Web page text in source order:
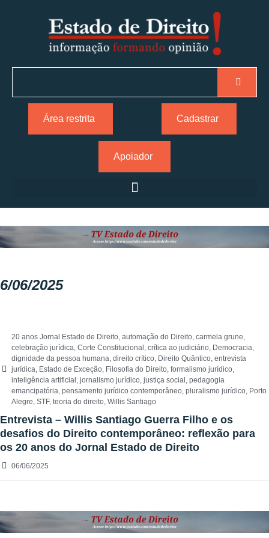
Área restrita Cadastrar
Apoiador
6/06/2025
20 anos Jornal Estado de Direito, automação do Direito, carmela grune,
celebração jurídica, Corte Constitucional , crítica ao judiciário, Democracia,
dignidade da pessoa humana, direito crítico, Direito Quântico, entrevista
jurídica, Estado de Exceção, Filosofia do Direito, formalismo jurídico,
inteligência artificial , jornalismo jurídico, justiça social , pedagogia
emancipatória, pensamento jurídico contemporâneo, pluralismo jurídico, Porto
Alegre, STF, teoria do direito, Willis Santiago
Entrevista – Willis Santiago Guerra Filho e os
desafios do Direito contemporâneo: reflexão para
os 20 anos do Jornal Estado de Direito
06/06/2025